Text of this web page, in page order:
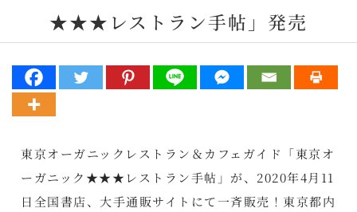
★★★レストラン手帖」発売
東京オーガニックレストラン＆カフェガイド「東京オ
ーガニック★★★レストラン手帖」が、2020年4月11
日全国書店、大手通販サイトにて一斉販売！東京都内